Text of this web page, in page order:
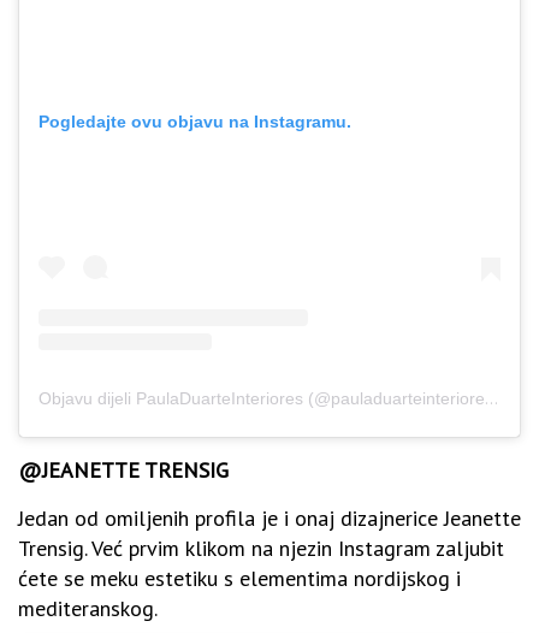
Pogledajte ovu objavu na Instagramu.
Objavu dijeli PaulaDuarteInteriores (@pauladuarteinteriores)
@JEANETTE TRENSIG
Jedan od omiljenih profila je i onaj dizajnerice Jeanette
Trensig. Već prvim klikom na njezin Instagram zaljubit
ćete se meku estetiku s elementima nordijskog i
mediteranskog.